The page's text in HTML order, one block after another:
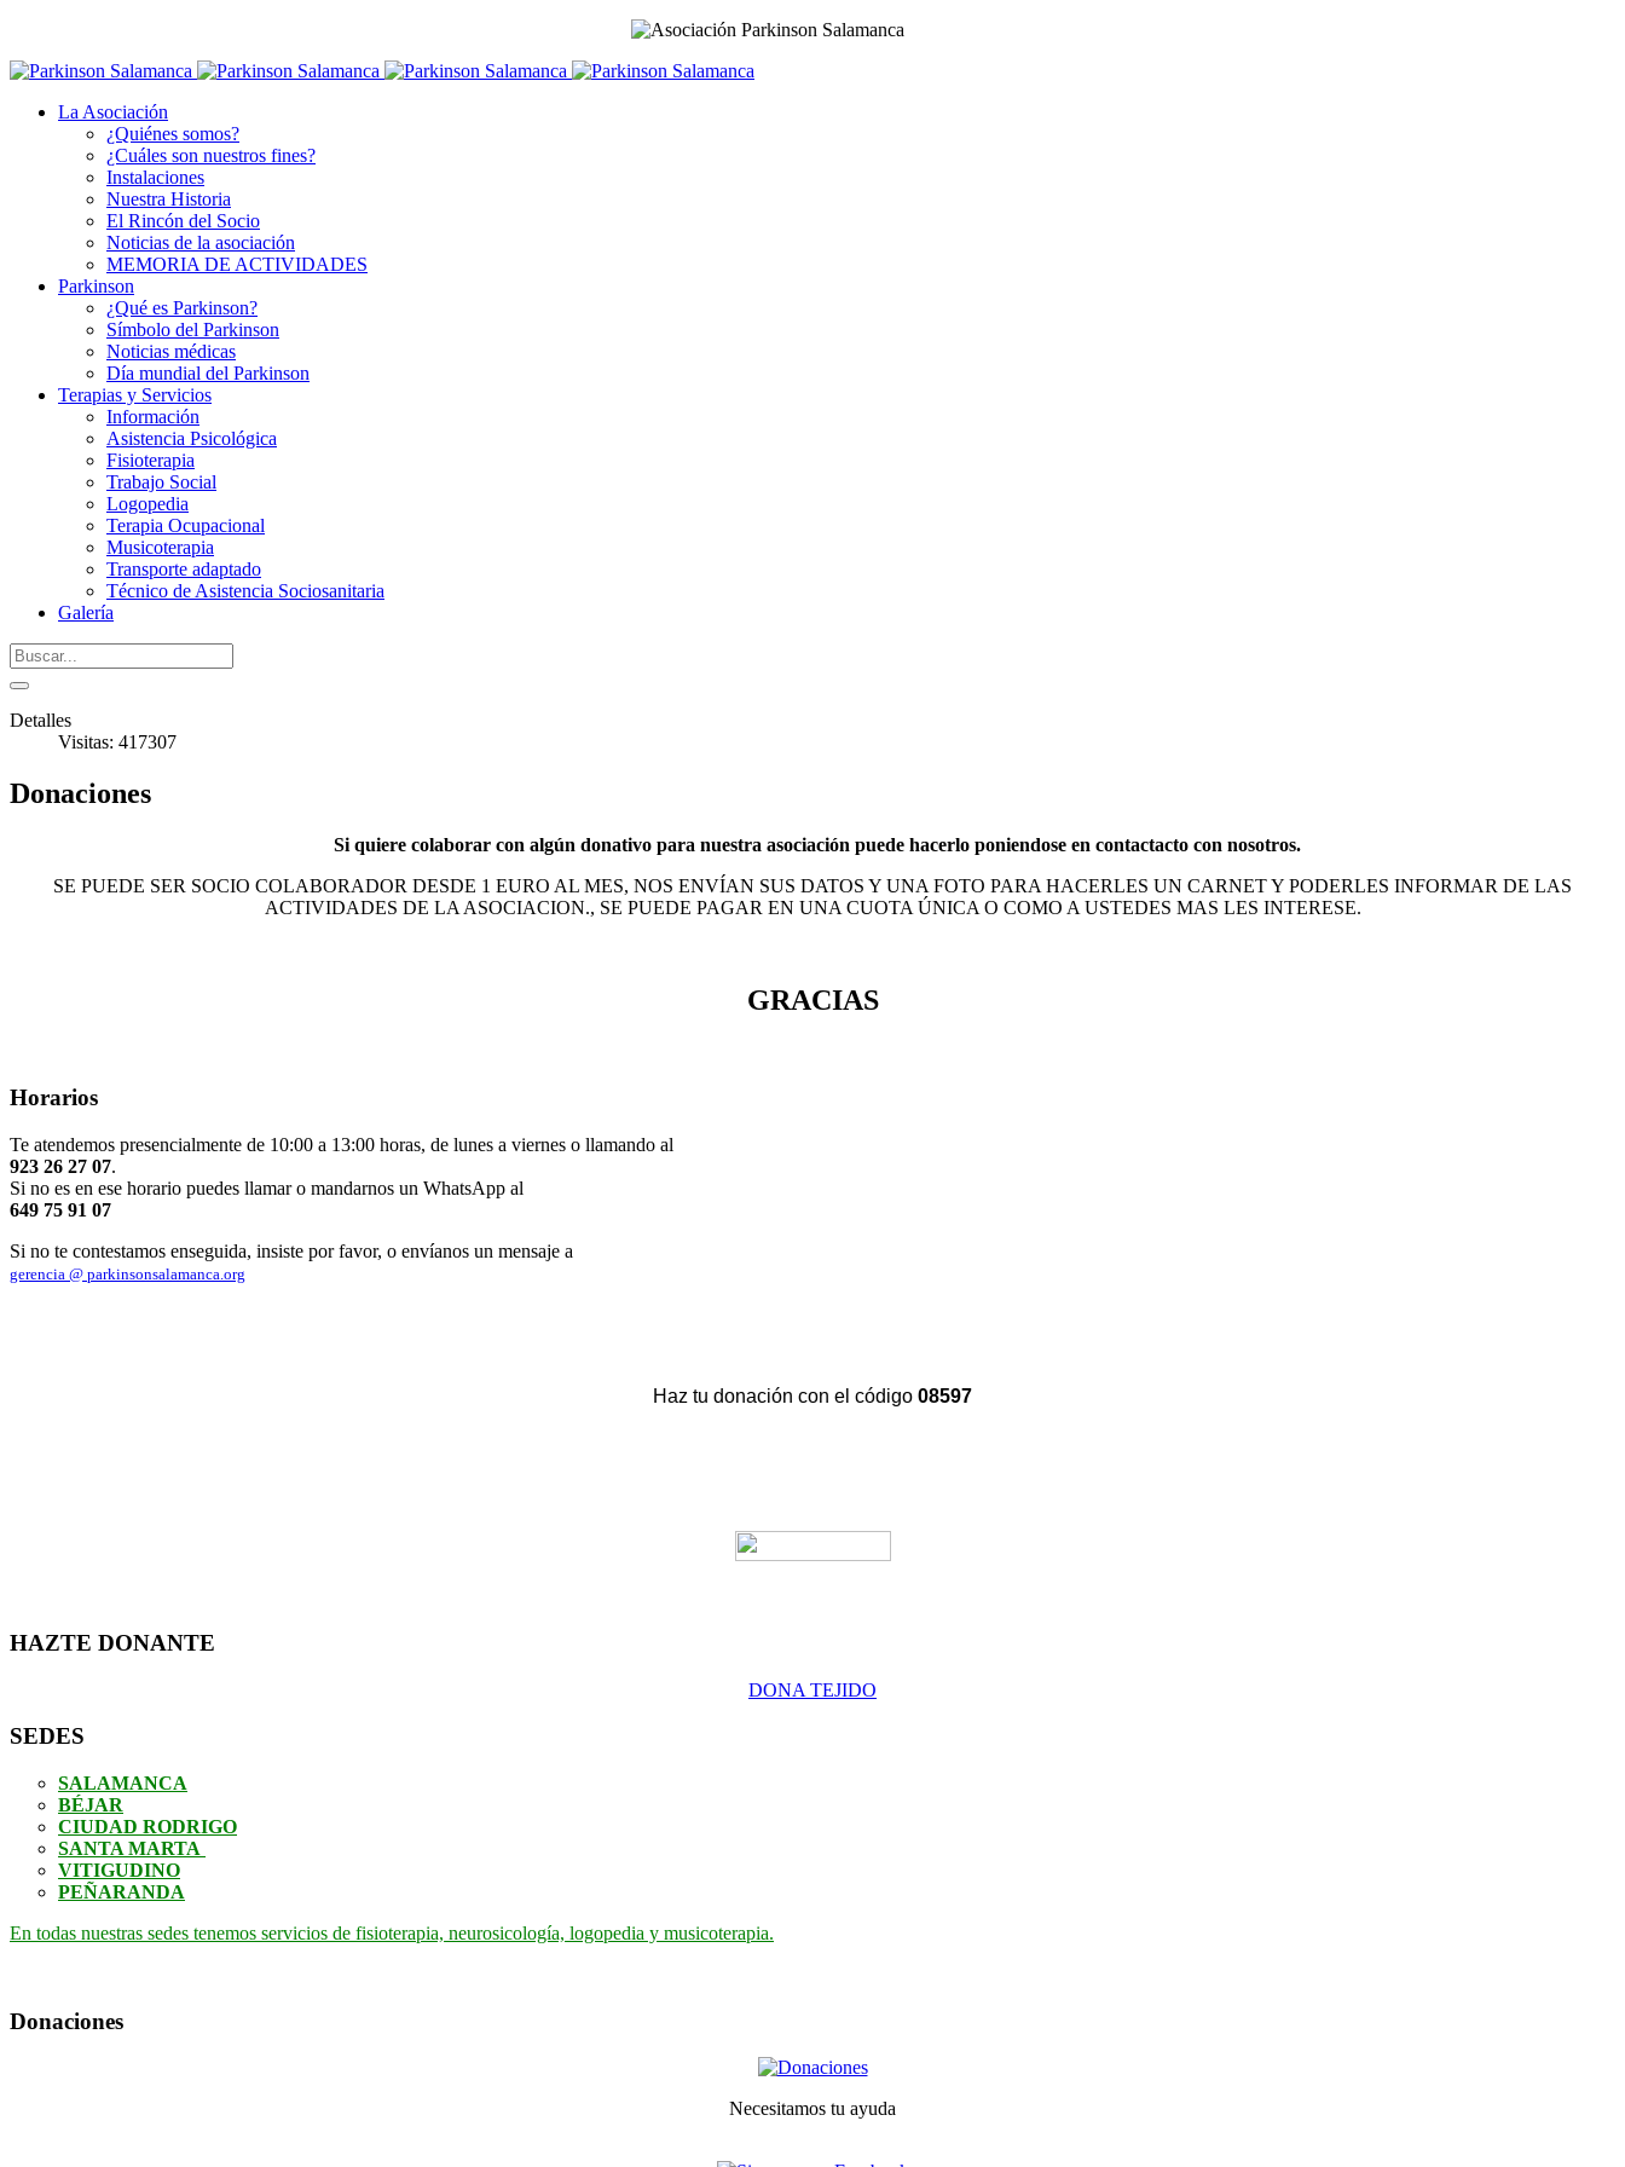
La Asociación
¿Quiénes somos?
¿Cuáles son nuestros fines?
Instalaciones
Nuestra Historia
El Rincón del Socio
Noticias de la asociación
MEMORIA DE ACTIVIDADES
Parkinson
¿Qué es Parkinson?
Símbolo del Parkinson
Noticias médicas
Día mundial del Parkinson
Terapias y Servicios
Información
Asistencia Psicológica
Fisioterapia
Trabajo Social
Logopedia
Terapia Ocupacional
Musicoterapia
Transporte adaptado
Técnico de Asistencia Sociosanitaria
Galería
Detalles
Visitas: 417307
Donaciones
Si quiere colaborar con algún donativo para nuestra asociación puede hacerlo poniendose en contactacto con nosotros.
SE PUEDE SER SOCIO COLABORADOR DESDE 1 EURO AL MES, NOS ENVÍAN SUS DATOS Y UNA FOTO PARA HACERLES UN CARNET Y PODERLES INFORMAR DE LAS
ACTIVIDADES DE LA ASOCIACION., SE PUEDE PAGAR EN UNA CUOTA ÚNICA O COMO A USTEDES MAS LES INTERESE.
GRACIAS
Horarios
Te atendemos presencialmente de 10:00 a 13:00 horas, de lunes a viernes o llamando al
923 26 27 07.
Si no es en ese horario puedes llamar o mandarnos un WhatsApp al
649 75 91 07
Si no te contestamos enseguida, insiste por favor, o envíanos un mensaje a
gerencia @ parkinsonsalamanca.org
Haz tu donación con el código 08597
HAZTE DONANTE
DONA TEJIDO
SEDES
SALAMANCA
BÉJAR
CIUDAD RODRIGO
SANTA MARTA
VITIGUDINO
PEÑARANDA
En todas nuestras sedes tenemos servicios de fisioterapia, neurosicología, logopedia y musicoterapia.
Donaciones
Necesitamos tu ayuda